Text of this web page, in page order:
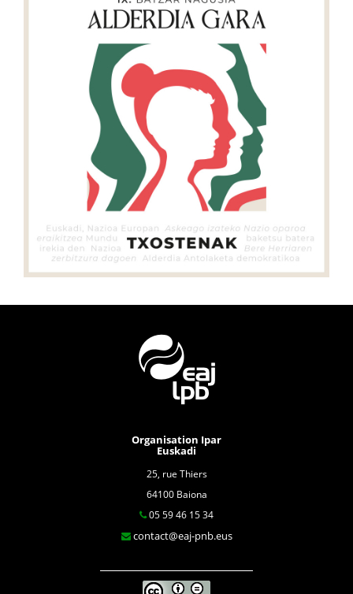
Organisation Ipar
Euskadi
25, rue Thiers
64100 Baiona
05 59 46 15 34
contact@eaj-pnb.eus